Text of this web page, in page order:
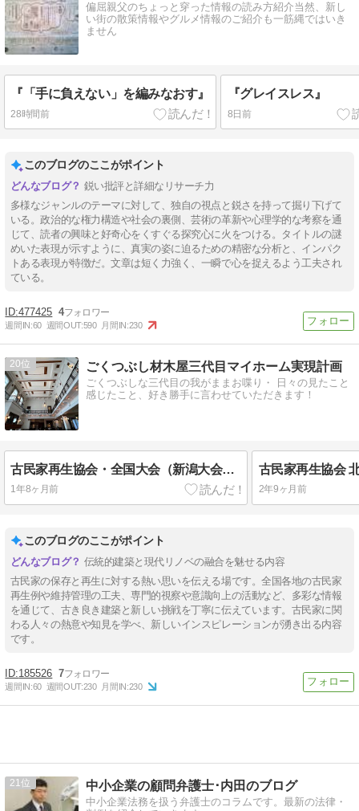
偏屈親父のちょっと穿った情報の読み方紹介当然、新し
い街の散策情報やグルメ情報のご紹介も一筋縄ではいき
ません
『「手に負えない」を編みなおす』
28時間前
『グレイスレス』
8日前
このブログのここがポイント
鋭い批評と詳細なリサーチ力
多様なジャンルのテーマに対して、独自の視点と鋭さを持って掘り下げて
いる。政治的な権力構造や社会の裏側、芸術の革新や心理学的な考察を通
じて、読者の興味と好奇心をくすぐる探究心に火をつける。タイトルの謎
めいた表現が示すように、真実の姿に迫るための精密な分析と、インパク
トある表現が特徴だ。文章は短く力強く、一瞬で心を捉えるよう工夫され
ている。
477425 4
週間IN:60 週間OUT:590 月間IN:230
20 ごくつぶし材木屋三代目マイホーム実現計画
ごくつぶしな三代目の我がままお喋り・ 日々の見たこと
感じたこと、好き勝手に言わせていただきます！
古民家再生協会・全国大会（新潟大会）に参加してきました。
1年8ヶ月前 2年9ヶ月前
このブログのここがポイント
伝統的建築と現代リノベの融合を魅せる内容
古民家の保存と再生に対する熱い思いを伝える場です。全国各地の古民家
再生例や維持管理の工夫、専門的視察や意識向上の活動など、多彩な情報
を通じて、古き良き建築と新しい挑戦を丁寧に伝えています。古民家に関
わる人々の熱意や知見を学べ、新しいインスピレーションが湧き出る内容
です。
185526 7
週間IN:60 週間OUT:230 月間IN:230
21 中小企業の顧問弁護士･内田のブログ
中小企業法務を扱う弁護士のコラムです。最新の法律・